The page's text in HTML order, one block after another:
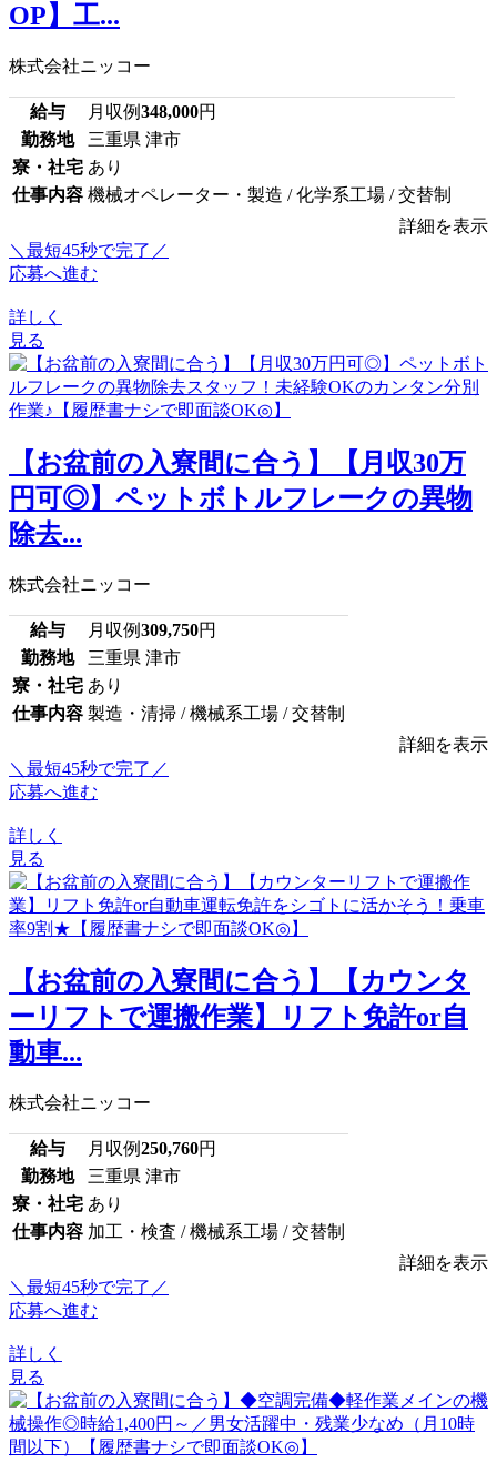
OP】工...
株式会社ニッコー
給与 月収例348,000円
勤務地
三重県 津市
寮・社宅 あり
仕事内容 機械オペレーター・製造 / 化学系工場 / 交替制
詳細を表示
＼最短45秒で完了／
応募へ進む
詳しく
見る
【お盆前の入寮間に合う】【月収30万
円可◎】ペットボトルフレークの異物
除去...
株式会社ニッコー
給与 月収例309,750円
勤務地
三重県 津市
寮・社宅 あり
仕事内容 製造・清掃 / 機械系工場 / 交替制
詳細を表示
＼最短45秒で完了／
応募へ進む
詳しく
見る
【お盆前の入寮間に合う】【カウンタ
ーリフトで運搬作業】リフト免許or自
動車...
株式会社ニッコー
給与 月収例250,760円
勤務地
三重県 津市
寮・社宅 あり
仕事内容 加工・検査 / 機械系工場 / 交替制
詳細を表示
＼最短45秒で完了／
応募へ進む
詳しく
見る